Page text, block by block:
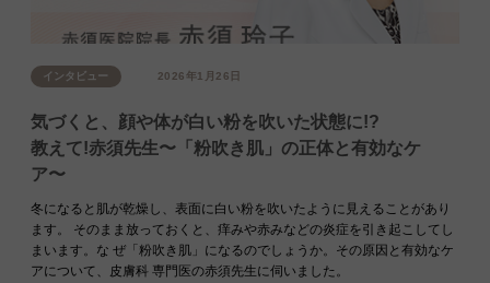
インタビュー 2026年1月26日
気づくと、顔や体が白い粉を吹いた状態に!?
教えて!赤須先生〜「粉吹き肌」の正体と有効なケ
ア〜
冬になると肌が乾燥し、表面に白い粉を吹いたように見えることがあり
ます。 そのまま放っておくと、痒みや赤みなどの炎症を引き起こしてし
まいます。な ぜ「粉吹き肌」になるのでしょうか。その原因と有効なケ
アについて、皮膚科 専門医の赤須先生に伺いました。